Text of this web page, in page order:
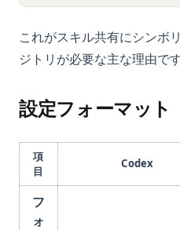
これがスキル共有にシンボ
ジトリが必要な主な理由です
設定フォーマット
項
目
Codex
フ
ォ